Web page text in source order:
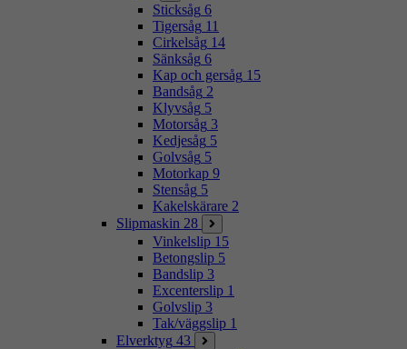
Sticksåg 6
Tigersåg 11
Cirkelsåg 14
Sänksåg 6
Kap och gersåg 15
Bandsåg 2
Klyvsåg 5
Motorsåg 3
Kedjesåg 5
Golvsåg 5
Motorkap 9
Stensåg 5
Kakelskärare 2
Slipmaskin 28
Vinkelslip 15
Betongslip 5
Bandslip 3
Excenterslip 1
Golvslip 3
Tak/väggslip 1
Elverktyg 43